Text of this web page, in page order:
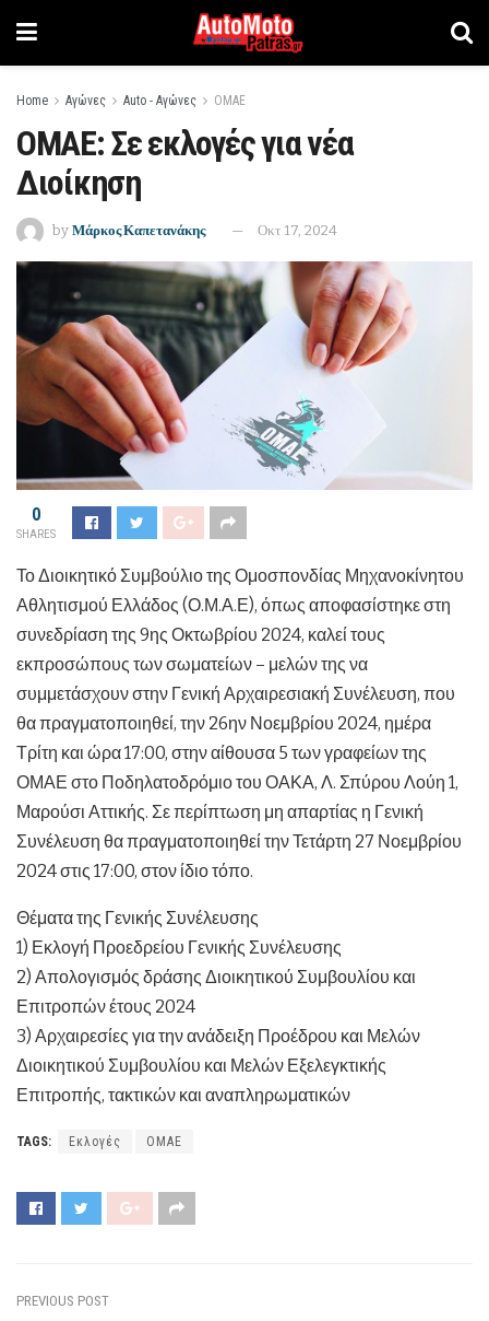
Home Αγώνες Auto - Αγώνες ΟΜΑΕ
ΟΜΑΕ: Σε εκλογές για νέα
Διοίκηση
by Μάρκος Καπετανάκης Οκτ 17, 2024
0
SHARES
Το Διοικητικό Συμβούλιο της Ομοσπονδίας Μηχανοκίνητου
Αθλητισμού Ελλάδος (Ο.Μ.Α.Ε), όπως αποφασίστηκε στη
συνεδρίαση της 9ης Οκτωβρίου 2024, καλεί τους
εκπροσώπους των σωματείων – μελών της να
συμμετάσχουν στην Γενική Αρχαιρεσιακή Συνέλευση, που
θα πραγματοποιηθεί, την 26ην Νοεμβρίου 2024, ημέρα
Τρίτη και ώρα 17:00, στην αίθουσα 5 των γραφείων της
ΟΜΑΕ στο Ποδηλατοδρόμιο του ΟΑΚΑ, Λ. Σπύρου Λούη 1,
Μαρούσι Αττικής. Σε περίπτωση μη απαρτίας η Γενική
Συνέλευση θα πραγματοποιηθεί την Τετάρτη 27 Νοεμβρίου
2024 στις 17:00, στον ίδιο τόπο.
Θέματα της Γενικής Συνέλευσης
1) Εκλογή Προεδρείου Γενικής Συνέλευσης
2) Απολογισμός δράσης Διοικητικού Συμβουλίου και
Επιτροπών έτους 2024
3) Αρχαιρεσίες για την ανάδειξη Προέδρου και Μελών
Διοικητικού Συμβουλίου και Μελών Εξελεγκτικής
Επιτροπής, τακτικών και αναπληρωματικών
TAGS: Εκλογές ΟΜΑΕ
PREVIOUS POST